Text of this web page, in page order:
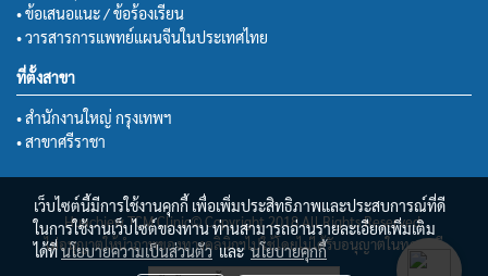
• ข้อเสนอแนะ / ข้อร้องเรียน
• วารสารการแพทย์แผนจีนในประเทศไทย
ที่ตั้งสาขา
• สำนักงานใหญ่ กรุงเทพฯ
• สาขาศรีราชา
Huachiew TCM Clinic© Copyright 2018 All Rights Reserved.
ไม่อนุญาตให้นำภาพของทางคลินิกฯไปใช้โดยไม่ได้รับอนุญาตในทุกกรณี
เว็บไซต์นี้มีการใช้งานคุกกี้ เพื่อเพิ่มประสิทธิภาพและประสบการณ์ที่ดี
ในการใช้งานเว็บไซต์ของท่าน ท่านสามารถอ่านรายละเอียดเพิ่มเติม
ได้ที่นโยบายความเป็นส่วนตัวและนโยบายคุกกี้